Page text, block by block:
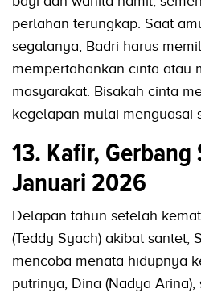
perlahan terungkap. Saat
segalanya, Badri harus
mempertahankan cinta atau
masyarakat. Bisakah cinta
kegelapan mulai menguasai
13. Kafir,
Januari 2026
Delapan tahun setelah
(Teddy Syach) akibat santet,
mencoba menata hidupnya
putrinya, Dina (Nadya Arina),